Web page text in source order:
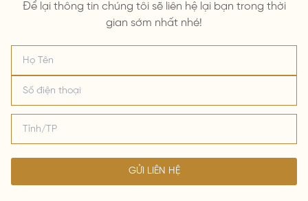
Để lại thông tin chúng tôi sẽ liên hệ lại bạn trong thời
gian sớm nhất nhé!
GỬI LIÊN HỆ